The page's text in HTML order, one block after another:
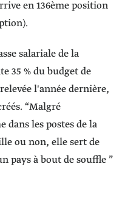
en 136ème position
salariale de la
35 % du budget de
l'année dernière,
“Malgré
les postes de la
ou non, elle sert de
pays à bout de souffle ”